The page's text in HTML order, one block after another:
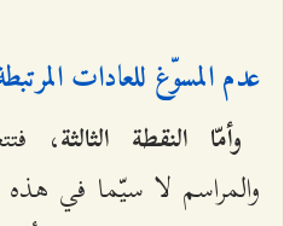
عدم المسوّغ للعادات
وأمّا النقطة الثالثة،
والمراسم لا سيّما في هذه